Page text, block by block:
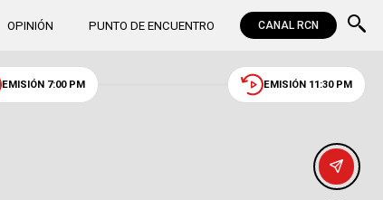
OPINIÓN PUNTO DE ENCUENTRO CANAL RCN
EMISIÓN 7:00 PM EMISIÓN 11:30 PM